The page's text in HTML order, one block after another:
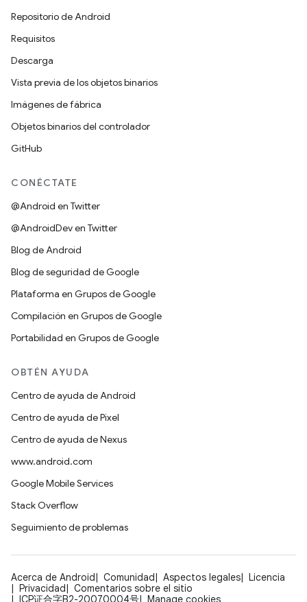
Repositorio de Android
Requisitos
Descarga
Vista previa de los objetos binarios
Imágenes de fábrica
Objetos binarios del controlador
GitHub
CONÉCTATE
@Android en Twitter
@AndroidDev en Twitter
Blog de Android
Blog de seguridad de Google
Plataforma en Grupos de Google
Compilación en Grupos de Google
Portabilidad en Grupos de Google
OBTÉN AYUDA
Centro de ayuda de Android
Centro de ayuda de Pixel
Centro de ayuda de Nexus
www.android.com
Google Mobile Services
Stack Overflow
Seguimiento de problemas
Acerca de Android Comunidad Aspectos legales
Licencia
Privacidad
Comentarios sobre el sitio
ICP证合字B2-20070004号
Manage cookies